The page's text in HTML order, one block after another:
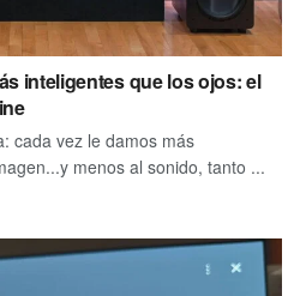
inteligentes que los ojos: el
cada vez le damos más
menos al sonido, tanto ...